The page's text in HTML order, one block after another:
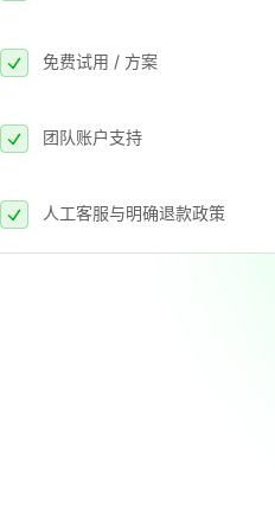
免费试用 / 方案
团队账户支持
人工客服与明确退款政策